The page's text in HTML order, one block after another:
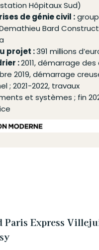
Hôpitaux Sud)
de génie civil :
Bard
projet :391 millions
:2011, démarrage
2019, démarrage
; 2021-2022, travaux
et systèmes ; fin
Paris Express